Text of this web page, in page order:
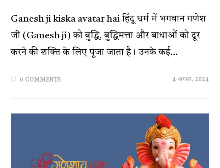
Ganesh ji kiska avatar hai हिंदू धर्म में भगवान गणेश
जी (Ganesh ji) को बुद्धि, बुद्धिमत्ता और बाधाओं को दूर
करने की शक्ति के लिए पूजा जाता है। उनके कई…
0 COMMENTS 4 अगस्त, 2024